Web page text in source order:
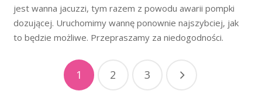
jest wanna jacuzzi, tym razem z powodu awarii pompki
dozującej. Uruchomimy wannę ponownie najszybciej, jak
to będzie możliwe. Przepraszamy za niedogodności.
1 2 3